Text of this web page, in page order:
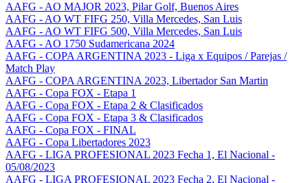
AAFG - AO MAJOR 2023, Pilar Golf, Buenos Aires
AAFG - AO WT FIFG 250, Villa Mercedes, San Luis
AAFG - AO WT FIFG 500, Villa Mercedes, San Luis
AAFG - AO 1750 Sudamericana 2024
AAFG - COPA ARGENTINA 2023 - Liga x Equipos / Parejas /
Match Play
AAFG - COPA ARGENTINA 2023, Libertador San Martin
AAFG - Copa FOX - Etapa 1
AAFG - Copa FOX - Etapa 2 & Clasificados
AAFG - Copa FOX - Etapa 3 & Clasificados
AAFG - Copa FOX - FINAL
AAFG - Copa Libertadores 2023
AAFG - LIGA PROFESIONAL 2023 Fecha 1, El Nacional -
05/08/2023
AAFG - LIGA PROFESIONAL 2023 Fecha 2, El Nacional -